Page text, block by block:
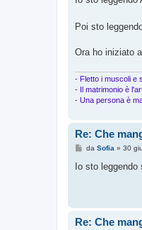
s
g
g
Poi sto
Ora ho iniziato
- Fletto i muscoli e
- Il matrimonio è
- Una persona è
Re: Che
M
s
i
da Sofia » 30
Io sto leggendo
Re: Che